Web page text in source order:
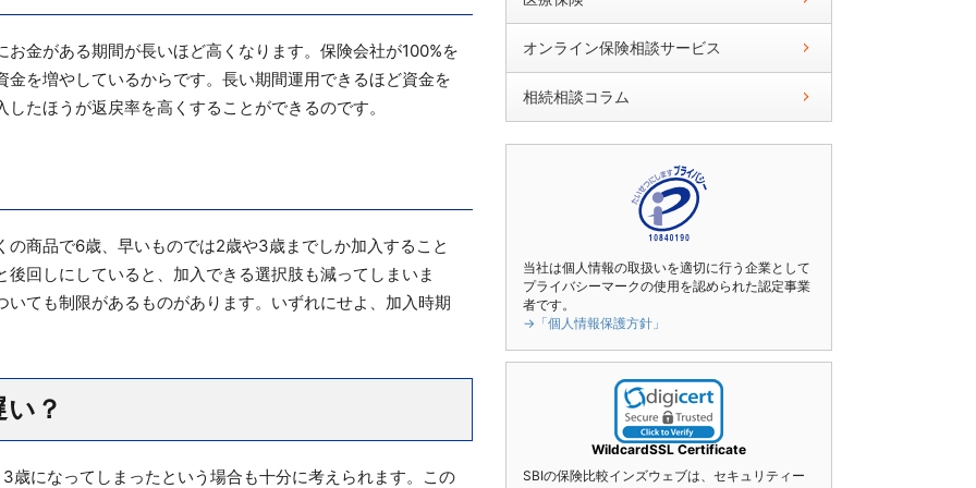
金がある期間が長いほど高くなります。保険会社が100%を
を増やしているからです。長い期間運用できるほど資金を
たほうが返戻率を高くすることができるのです。
商品で6歳、早いものでは2歳や3歳までしか加入すること
回しにしていると、加入できる選択肢も減ってしまいま
ても制限があるものがあります。いずれにせよ、加入時期
？
歳になってしまったという場合も十分に考えられます。この
オンライン保険相談サービス
相続相談コラム
当社は個人情報の取扱いを適切に行う企業として
プライバシーマークの使用を認められた認定事業
者です。
→「個人情報保護方針」
WildcardSSL Certificate
SBIの保険比較インズウェブは、セキュリティー